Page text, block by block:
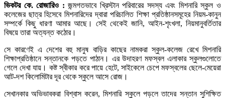
ভিকটর কে. রোজারিও : জন্মগতভাবে খ্রিস্টান পরিবারের সদস্য এবং মিশনারি স্কুল ও
কলেজের ছাত্র হিসেবে মিশনারিদের দ্বারা পরিচালিত শিক্ষা প্রতিষ্ঠানসমূহের নিয়ম-কানুন
সম্পর্কে কিছু ধারণা আমার আছে। সেই থেকেই জানি, আইন-শৃংখলা, নিয়মানুবর্তিতার
বিষয়ে তারা অত্যন্ত কঠোর।
সে কারণেই এ দেশের বহু মানুষ বাড়ির কাছের নামকরা স্কুল-কলেজ রেখে মিশনারি
শিক্ষাপ্রতিষ্ঠানে সন্তানকে পড়তে পাঠান। এর উদাহরণ মফস্বল এলাকার স্কুলগুলোতে
গেলে দেখা যায়। কষ্ট স্বীকার করে পায়ে হেটে, সাইকেলে চেপে মফস্বলের ছেলে-মেয়েরা
আট-দশ কিলোমিটার দূর থেকে স্কুলে আসে রোজ।
সেখানকার অভিভাবকরা বিশ্বাস করেন, মিশনারি স্কুলে পড়লে তাদের সন্তান সুশিক্ষিত